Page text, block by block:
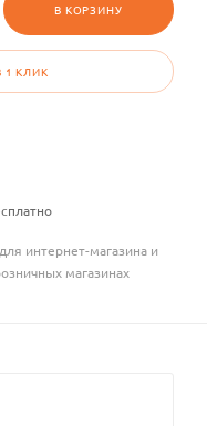
В КОРЗИНУ
1 КЛИК
интернет-магазина и
магазинах